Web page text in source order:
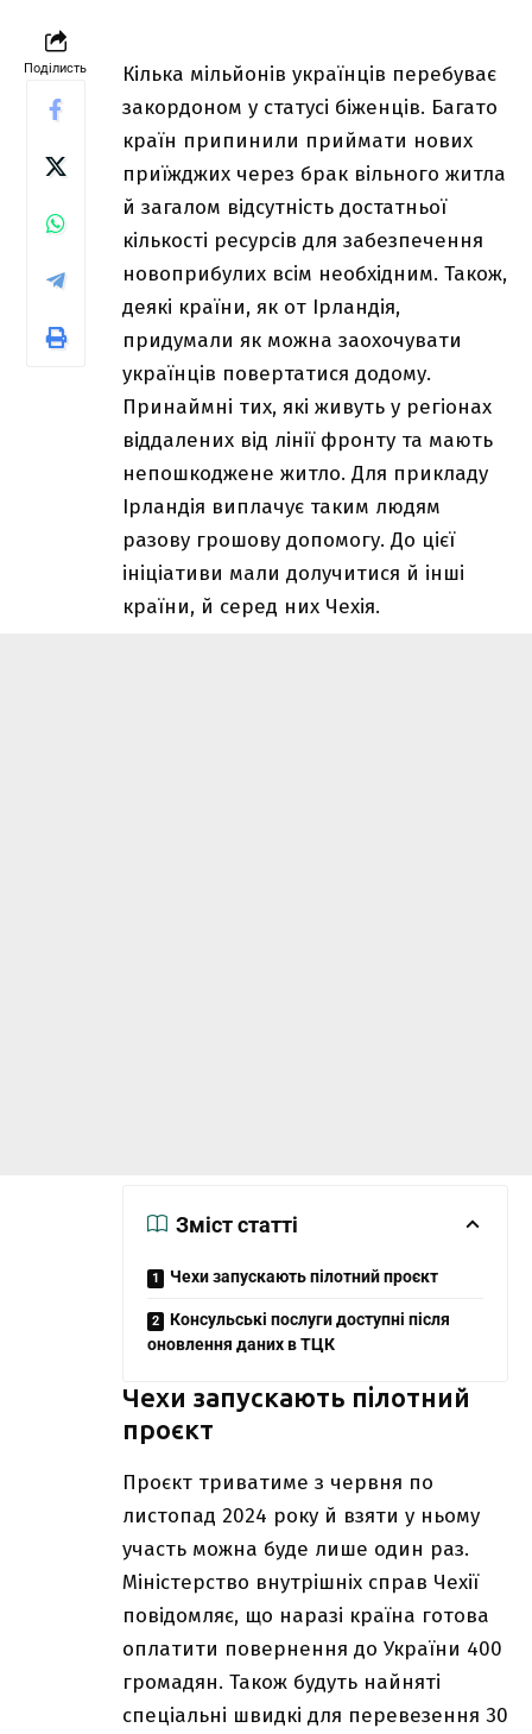
Поділисть
Кілька мільйонів українців перебуває
закордоном у статусі біженців. Багато
країн припинили приймати нових
приїжджих через брак вільного житла
й загалом відсутність достатньої
кількості ресурсів для забезпечення
новоприбулих всім необхідним. Також,
деякі країни, як от Ірландія,
придумали як можна заохочувати
українців повертатися додому.
Принаймні тих, які живуть у регіонах
віддалених від лінії фронту та мають
непошкоджене житло. Для прикладу
Ірландія виплачує таким людям
разову грошову допомогу. До цієї
ініціативи мали долучитися й інші
країни, й серед них Чехія.
Зміст статті
Чехи запускають пілотний проєкт
Консульські послуги доступні після
оновлення даних в ТЦК
Чехи запускають пілотний
проєкт
Проєкт триватиме з червня по
листопад 2024 року й взяти у ньому
участь можна буде лише один раз.
Міністерство внутрішніх справ Чехії
повідомляє, що наразі країна готова
оплатити повернення до України 400
громадян. Також будуть найняті
спеціальні швидкі для перевезення 30